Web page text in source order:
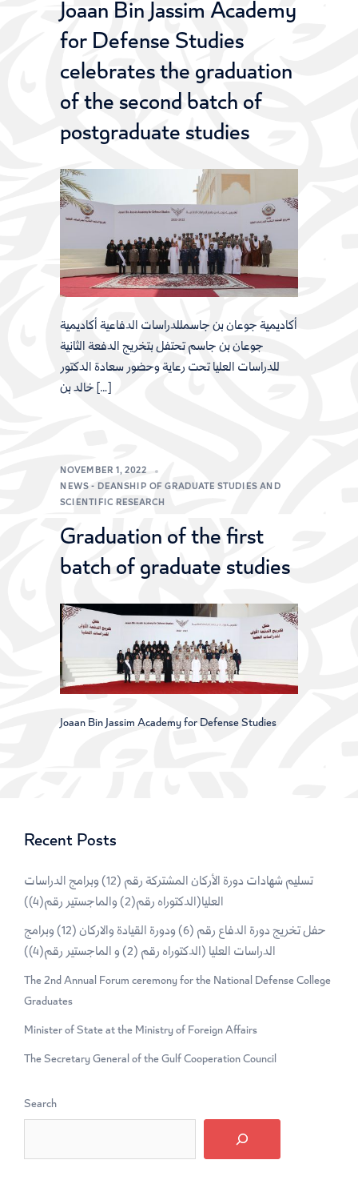
Joaan Bin Jassim Academy
for Defense Studies
celebrates the graduation
of the second batch of
postgraduate studies
أكاديمية جوعان بن جاسمللدراسات الدفاعية أكاديمية
جوعان بن جاسم تحتفل بتخريج الدفعة الثانية
للدراسات العليا تحت رعاية وحضور سعادة الدكتور
خالد بن […]
NOVEMBER 1, 2022
NEWS - DEANSHIP OF GRADUATE STUDIES AND
SCIENTIFIC RESEARCH
Graduation of the first
batch of graduate studies
Joaan Bin Jassim Academy for Defense Studies
Recent Posts
تسليم شهادات دورة الأركان المشتركة رقم (12) وبرامج الدراسات
العليا(الدكتوراه رقم(2) والماجستير رقم(4))
حفل تخريج دورة الدفاع رقم (6) ودورة القيادة والاركان (12) وبرامج
الدراسات العليا (الدكتوراه رقم (2) و الماجستير رقم(4))
The 2nd Annual Forum ceremony for the National Defense College
Graduates
Minister of State at the Ministry of Foreign Affairs
The Secretary General of the Gulf Cooperation Council
Search